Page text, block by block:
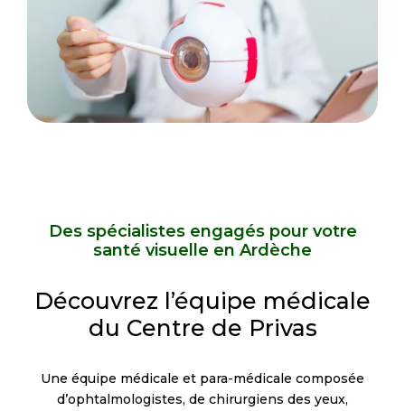
Des spécialistes engagés pour votre
santé visuelle en Ardèche
Découvrez l’équipe médicale
du Centre de Privas
Une équipe médicale et para-médicale composée
d’ophtalmologistes, de chirurgiens des yeux,